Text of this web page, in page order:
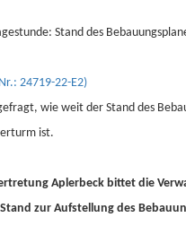
Stand des
24719-22-E2)
wie weit der Stand des
ist.
Aplerbeck bittet die
zur Aufstellung des